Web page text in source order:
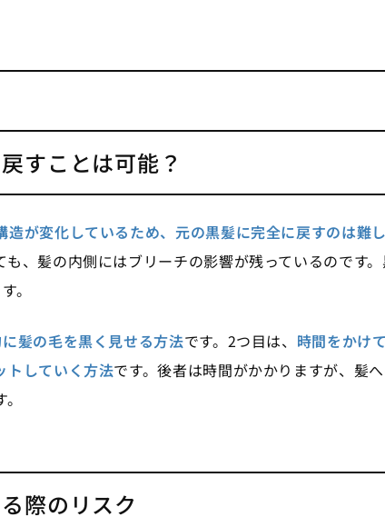
すことは可能？
が変化しているため、元の黒髪に完全に戻すのは難し
、髪の内側にはブリーチの影響が残っているのです
。
髪の毛を黒く見せる方法です。2つ目は、 時間をかけ
トしていく方法です。後者は時間がかかりますが、髪
際のリスク